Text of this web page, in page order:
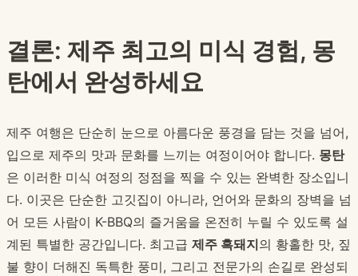
결론: 제주 최고의 미식 경험, 몽
탄에서 완성하세요
제주 여행은 단순히 눈으로 아름다운 풍경을 담는 것을 넘어,
입으로 제주의 맛과 문화를 느끼는 여정이어야 합니다. 몽탄
은 이러한 미식 여정의 정점을 찍을 수 있는 완벽한 장소입니
다. 이곳은 단순한 고깃집이 아니라, 언어와 문화의 장벽을 넘
어 모든 사람이 K-BBQ의 즐거움을 온전히 누릴 수 있도록 설
계된 특별한 공간입니다. 최고급 제주 흑돼지의 황홀한 맛, 짚
불 향이 더해진 독특한 풍미, 그리고 전문가의 손길로 완성되